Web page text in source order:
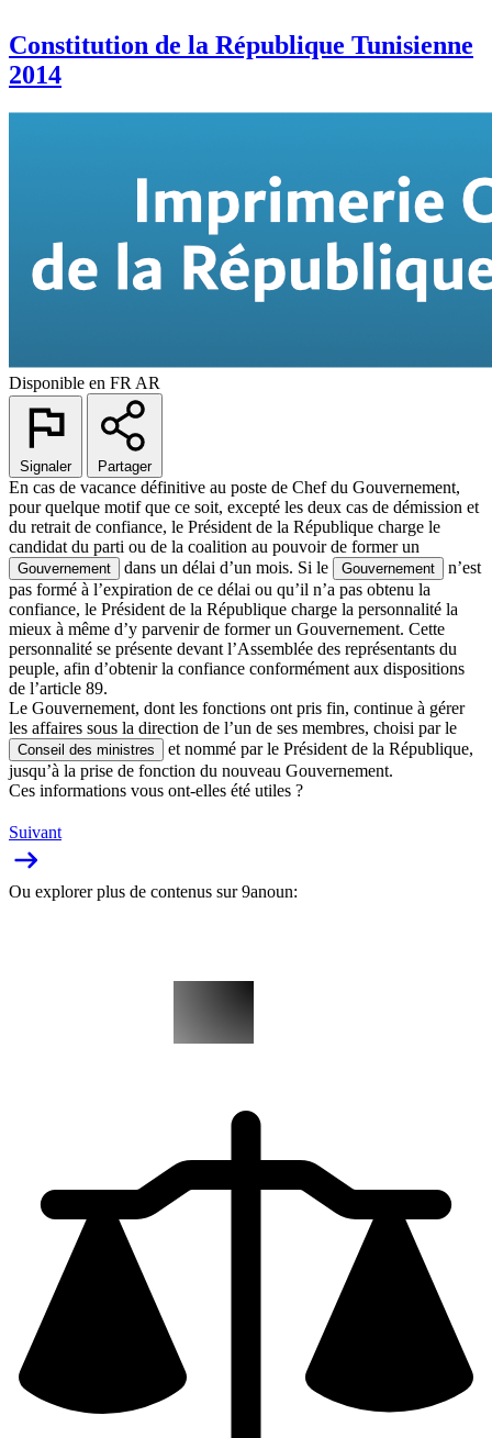
Constitution de la République Tunisienne
2014
Disponible en FR AR
Signaler Partager
En cas de vacance définitive au poste de Chef du Gouvernement,
pour quelque motif que ce soit, excepté les deux cas de démission et
du retrait de confiance, le Président de la République charge le
candidat du parti ou de la coalition au pouvoir de former un
Gouvernement dans un délai d’un mois. Si le Gouvernement
n’est
pas formé à l’expiration de ce délai ou qu’il n’a pas obtenu la
confiance, le Président de la République charge la personnalité la
mieux à même d’y parvenir de former un Gouvernement. Cette
personnalité se présente devant l’Assemblée des représentants du
peuple, afin d’obtenir la confiance conformément aux dispositions
de l’article 89.
Le Gouvernement, dont les fonctions ont pris fin, continue à gérer
les affaires sous la direction de l’un de ses membres, choisi par le
Conseil des ministres
et nommé par le Président de la République,
jusqu’à la prise de fonction du nouveau Gouvernement.
Ces informations vous ont-elles été utiles ?
Suivant
Ou explorer plus de contenus sur 9anoun: